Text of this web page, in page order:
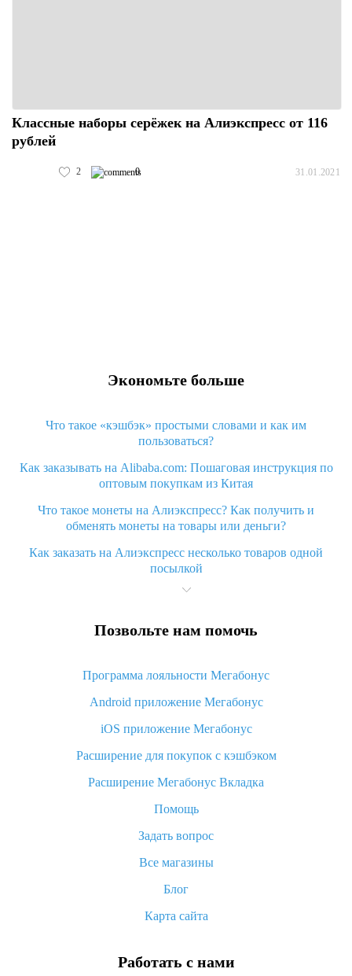
Классные наборы серёжек на Алиэкспресс от 116
рублей
2 0 31.01.2021
Экономьте больше
Что такое «кэшбэк» простыми словами и как им
пользоваться?
Как заказывать на Alibaba.com: Пошаговая инструкция по
оптовым покупкам из Китая
Что такое монеты на Алиэкспресс? Как получить и
обменять монеты на товары или деньги?
Как заказать на Алиэкспресс несколько товаров одной
посылкой
Что значит статус «Заказ закрыт» на Алиэкспресс и что
Что делать, если Алиэкспресс просит ввести паспортные
Как узнать, куда пришла посылка с Алиэкспресс
Вы отменили заказ на Алиэкспресс, когда вернут деньги?
Что такое баллы на Алиэкспресс, как их получить и
«AliExpress Standard Shipping»: что это за метод доставки и
как его отслеживать
Как покупать оптом на Алиэкспресс
Что делать, если не пришел товар с Алиэкспресс
возврата денег
Позвольте нам помочь
Программа лояльности Мегабонус
Android приложение Мегабонус
iOS приложение Мегабонус
Расширение для покупок с кэшбэком
Расширение Мегабонус Вкладка
Помощь
Задать вопрос
Все магазины
Блог
Карта сайта
Работать с нами